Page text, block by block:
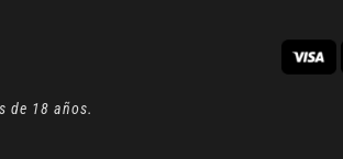
de 18 años.